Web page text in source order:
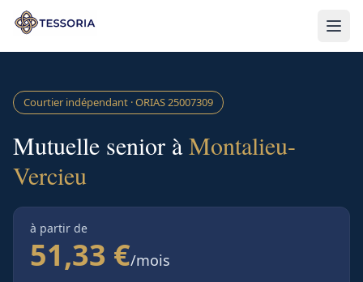
Aller au contenu principal
Courtier indépendant · ORIAS25007309
Mutuelle senior àMontalieu-
Vercieu
à partir de
51,33 €/mois